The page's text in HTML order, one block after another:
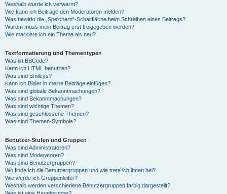
Weshalb wurde ich verwarnt?
Wie kann ich Beiträge den Moderatoren melden?
Was bewirkt die „Speichern“-Schaltfläche beim Schreiben eines Beitrags?
Warum muss mein Beitrag erst freigegeben werden?
Wie markiere ich ein Thema als neu?
Textformatierung und Thementypen
Was ist BBCode?
Kann ich HTML benutzen?
Was sind Smileys?
Kann ich Bilder in meine Beiträge einfügen?
Was sind globale Bekanntmachungen?
Was sind Bekanntmachungen?
Was sind wichtige Themen?
Was sind geschlossene Themen?
Was sind Themen-Symbole?
Benutzer-Stufen und Gruppen
Was sind Administratoren?
Was sind Moderatoren?
Was sind Benutzergruppen?
Wo finde ich die Benutzergruppen und wie trete ich ihnen bei?
Wie werde ich Gruppenleiter?
Weshalb werden verschiedene Benutzergruppen farbig dargestellt?